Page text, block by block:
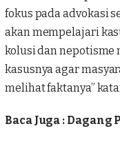
fokus pada advokasi
akan mempelajari
kolusi dan nepotisme
kasusnya agar
melihat faktanya”
Baca Juga : Dagang